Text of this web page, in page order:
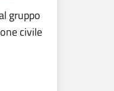
gruppo
civile